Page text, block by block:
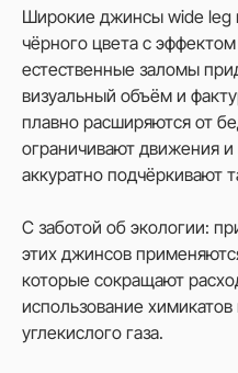
Широкие джинсы wide leg
чёрного цвета с
естественные заломы
визуальный объём и
плавно расширяются от
ограничивают движения
аккуратно подчёркивают
С заботой об экологии:
этих джинсов
которые сокращают
использование
углекислого газа.